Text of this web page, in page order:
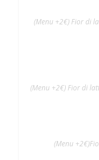
(Menu +2€) Fior di
(Menu +2€) Fior di
(Menu